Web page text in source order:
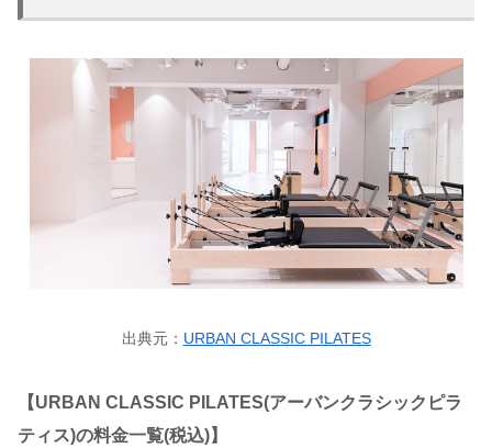
出典元： URBAN CLASSIC PILATES
【URBAN CLASSIC PILATES(アーバンクラシックピラ
ティス)の料金一覧(税込)】